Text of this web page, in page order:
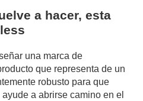
a hacer, esta
una marca de
que representa de un
robusto para que
a abrirse camino en el